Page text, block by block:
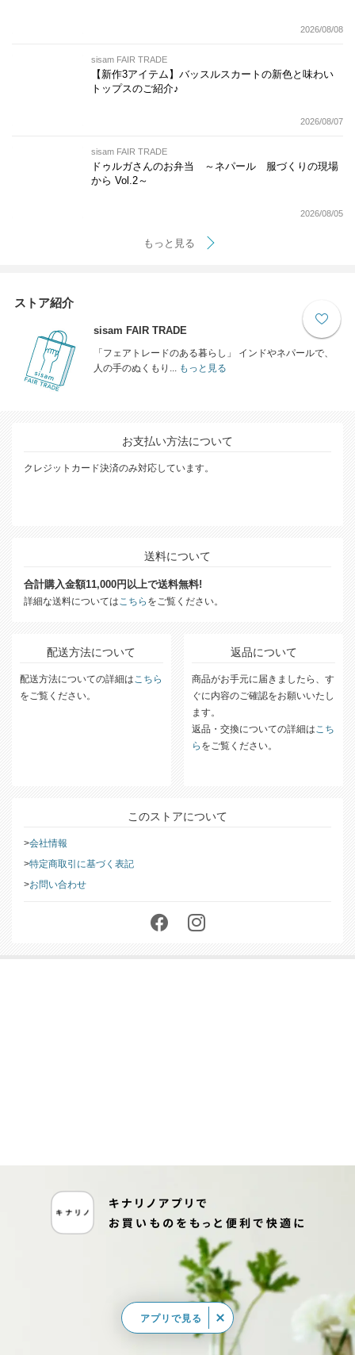
2026/08/08
sisam FAIR TRADE
【新作3アイテム】バッスルスカートの新色と味わい
トップスのご紹介♪
2026/08/07
sisam FAIR TRADE
ドゥルガさんのお弁当 ～ネパール 服づくりの現場
から Vol.2～
2026/08/05
もっと見る
ストア紹介
sisam FAIR TRADE
「フェアトレードのある暮らし」 インドやネパールで、
人の手のぬくもり...もっと見る
お支払い方法について
クレジットカード決済のみ対応しています。
送料について
合計購入金額11,000円以上で送料無料!
詳細な送料については こちら をご覧ください。
配送方法について
配送方法についての詳細は こちら
をご覧ください。
返品について
商品がお手元に届きましたら、す
ぐに内容のご確認をお願いいたし
ます。
返品・交換についての詳細は こち
ら をご覧ください。
このストアについて
会社情報
特定商取引に基づく表記
お問い合わせ
アプリで見る